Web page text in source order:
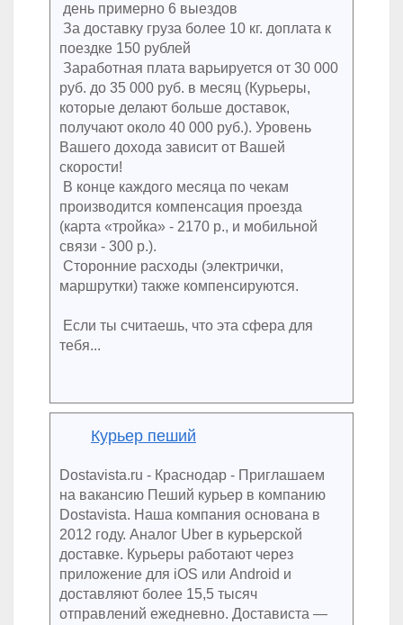
день примерно 6 выездов
За доставку груза более 10 кг. доплата к
поездке 150 рублей
Заработная плата варьируется от 30 000
руб. до 35 000 руб. в месяц (Курьеры,
которые делают больше доставок,
получают около 40 000 руб.). Уровень
Вашего дохода зависит от Вашей
скорости!
В конце каждого месяца по чекам
производится компенсация проезда
(карта «тройка» - 2170 р., и мобильной
связи - 300 р.).
Сторонние расходы (электрички,
маршрутки) также компенсируются.
Если ты считаешь, что эта сфера для
тебя...
Курьер пеший
Dostavista.ru - Краснодар - Приглашаем
на вакансию Пеший курьер в компанию
Dostavista. Наша компания основана в
2012 году. Аналог Uber в курьерской
доставке. Курьеры работают через
приложение для iOS или Android и
доставляют более 15,5 тысяч
отправлений ежедневно. Достависта —